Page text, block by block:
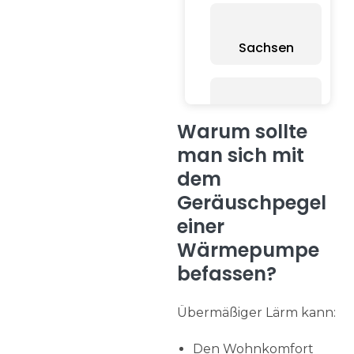
Sachsen
Schleswig-
Holstein
Warum sollte
man sich mit
dem
Geräuschpegel
einer
Wärmepumpe
befassen?
Übermäßiger Lärm kann:
Den Wohnkomfort